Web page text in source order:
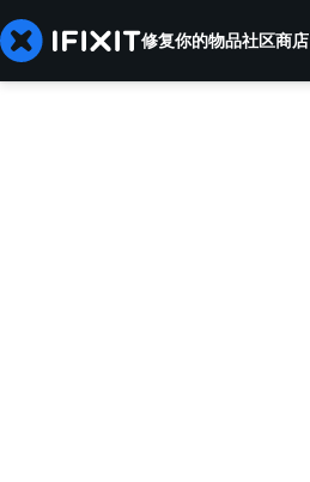
修复你的物品社区商店